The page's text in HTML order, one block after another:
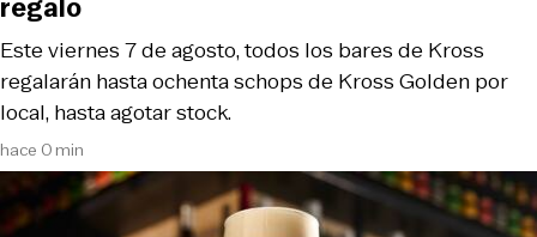
hace 0 min
Este viernes 7 de agosto, todos los bares de Kross
regalarán hasta ochenta schops de Kross Golden por
local, hasta agotar stock.
regalo